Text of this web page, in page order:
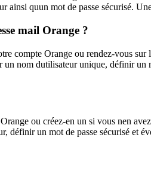
quun mot de passe sécurisé.
mail Orange ?
compte Orange ou rendez-vous
nom dutilisateur unique, définir
ou créez-en un si vous nen
définir un mot de passe sécurisé et